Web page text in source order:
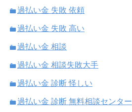
過払い金 失敗 依頼
過払い金 失敗 高い
過払い金 相談
過払い金 相談失敗大手
過払い金 診断 怪しい
過払い金 診断 無料相談センター